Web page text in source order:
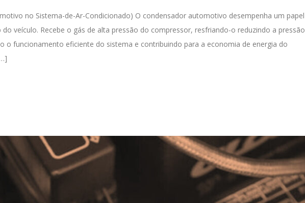
no Sistema-de-Ar-Condicionado) O condensador automotivo desempenha um papel
veículo. Recebe o gás de alta pressão do compressor, resfriando-o reduzindo a pressão
o funcionamento eficiente do sistema e contribuindo para a economia de energia do